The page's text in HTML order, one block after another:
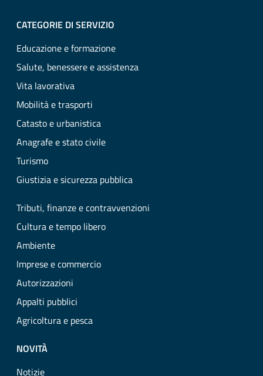
CATEGORIE DI SERVIZIO
Educazione e formazione
Salute, benessere e assistenza
Vita lavorativa
Mobilità e trasporti
Catasto e urbanistica
Anagrafe e stato civile
Turismo
Giustizia e sicurezza pubblica
Tributi, finanze e contravvenzioni
Cultura e tempo libero
Ambiente
Imprese e commercio
Autorizzazioni
Appalti pubblici
Agricoltura e pesca
NOVITÀ
Notizie